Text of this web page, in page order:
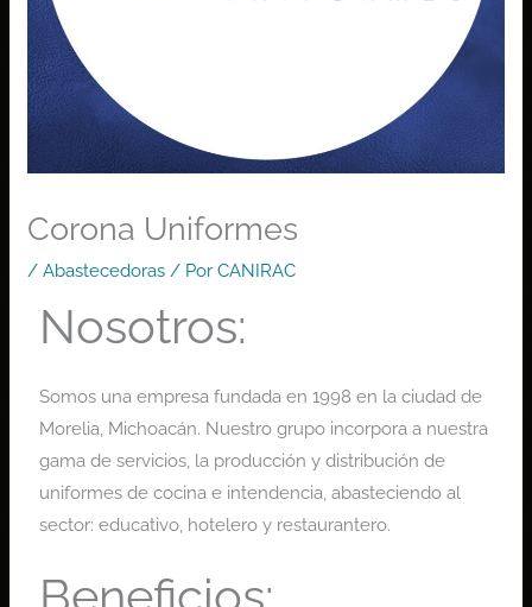
Corona Uniformes
/Abastecedoras / PorCANIRAC
Nosotros:
Somos una empresa fundada en 1998 en la ciudad de
Morelia, Michoacán. Nuestro grupo incorpora a nuestra
gama de servicios, la producción y distribución de
uniformes de cocina e intendencia, abasteciendo al
sector: educativo, hotelero y restaurantero.